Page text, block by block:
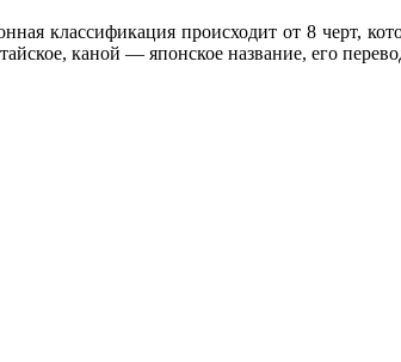
классификация происходит от 8 черт,
каной — японское название, его